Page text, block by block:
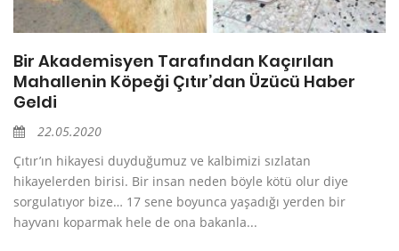
Bir Akademisyen Tarafından Kaçırılan
Mahallenin Köpeği Çıtır’dan Üzücü Haber
Geldi
22.05.2020
Çıtır’ın hikayesi duyduğumuz ve kalbimizi sızlatan
hikayelerden birisi. Bir insan neden böyle kötü olur diye
sorgulatıyor bize… 17 sene boyunca yaşadığı yerden bir
hayvanı koparmak hele de ona bakanla...